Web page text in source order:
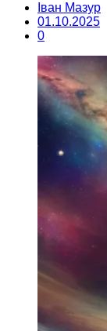
Іван Мазур
01.10.2025
0